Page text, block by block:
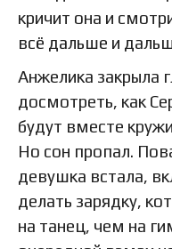
кричит она и
всё дальше и
Анжелика закрыла
досмотреть, как
будут вместе
Но сон пропал.
девушка встала,
делать зарядку,
на танец, чем на